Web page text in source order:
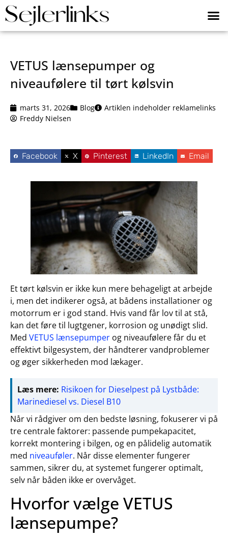
VETUS lænsepumper og
niveaufølere til tørt kølsvin
marts 31, 2026 Blog
Artiklen indeholder reklamelinks
Freddy Nielsen
Facebook X Pinterest LinkedIn Email
Et tørt kølsvin er ikke kun mere behageligt at arbejde
i, men det indikerer også, at bådens installationer og
motorrum er i god stand. Hvis vand får lov til at stå,
kan det føre til lugtgener, korrosion og unødigt slid.
Med VETUS lænsepumper og niveaufølere får du et
effektivt bilgesystem, der håndterer vandproblemer
og øger sikkerheden mod lækager.
Læs mere: Risikoen for Dieselpest på Lystbåde:
Marinediesel vs. Diesel B10
Når vi rådgiver om den bedste løsning, fokuserer vi på
tre centrale faktorer: passende pumpekapacitet,
korrekt montering i bilgen, og en pålidelig automatik
med niveauføler. Når disse elementer fungerer
sammen, sikrer du, at systemet fungerer optimalt,
selv når båden ikke er overvåget.
Hvorfor vælge VETUS
lænsepumpe?